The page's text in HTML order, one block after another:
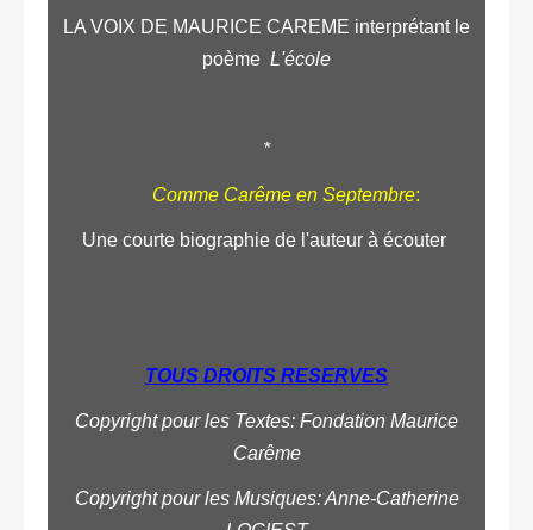
LA VOIX DE MAURICE CAREME interprétant le
poème L'école
*
Comme Carême en Septembre:
Une courte biographie de l'auteur à écouter
TOUS DROITS RESERVES
Copyright pour les Textes: Fondation Maurice
Carême
Copyright pour les Musiques: Anne-Catherine